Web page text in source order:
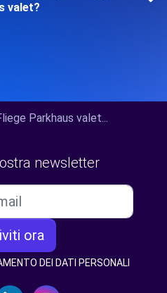
valet?
Parkhaus valet...
newsletter
ora
DEI DATI PERSONALI